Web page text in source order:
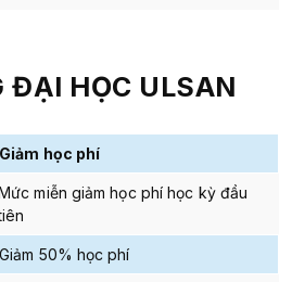
ĐẠI HỌC ULSAN
Giảm học phí
miễn giảm học phí học kỳ đầu
Giảm 50% học phí